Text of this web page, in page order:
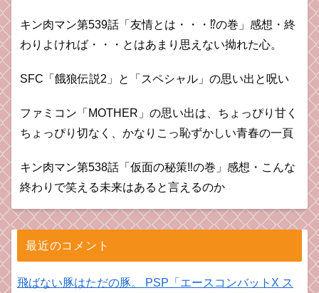
キン肉マン第539話「友情とは・・・⁉︎の巻」感想・終
わりよければ・・・とはあまり思えない拗れた心。
SFC「餓狼伝説2」と「スペシャル」の思い出と呪い
ファミコン「MOTHER」の思い出は、ちょっぴり甘く
ちょっぴり切なく、かなりこっ恥ずかしい青春の一頁
キン肉マン第538話「仮面の秘策‼︎の巻」感想・こんな
終わりで笑える未来はあると言えるのか
最近のコメント
飛ばない豚はただの豚。 PSP「エースコンバットX ス